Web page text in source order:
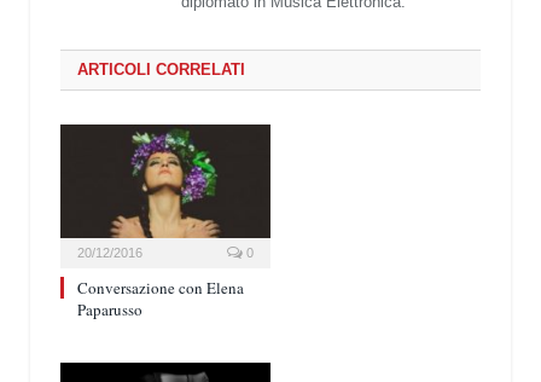
ARTICOLI CORRELATI
20/12/2016 0
Conversazione con Elena
Paparusso